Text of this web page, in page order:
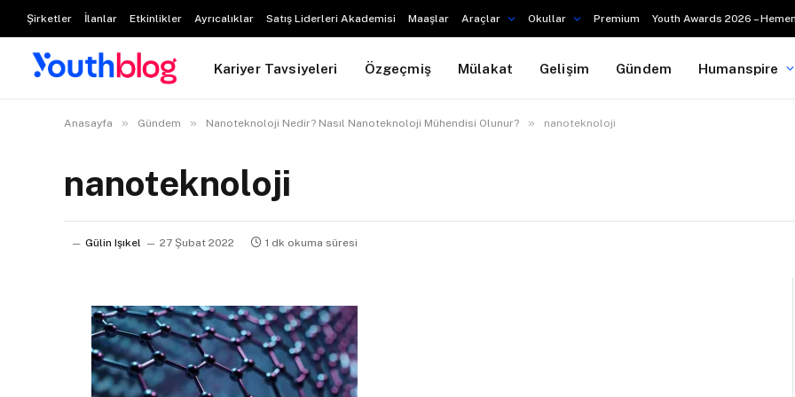
Şirketler İlanlar Etkinlikler Ayrıcalıklar Satış Liderleri Akademisi Maaşlar Araçlar Okullar Premium Youth Awards 2026 –
Kariyer Tavsiyeleri Özgeçmiş Mülakat Gelişim Gündem Humanspire
Anasayfa » Gündem » Nanoteknoloji Nedir? Nasıl Nanoteknoloji Mühendisi Olunur? » nanoteknoloji
nanoteknoloji
Gülin Işıkel 27 Şubat 2022 1 dk okuma süresi